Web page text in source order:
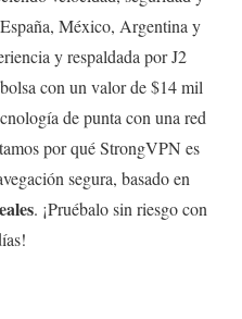
México, Argentina y
y respaldada por J2
con un valor de $14 mil
de punta con una red
por qué StrongVPN es
segura, basado en
. ¡Pruébalo sin riesgo con